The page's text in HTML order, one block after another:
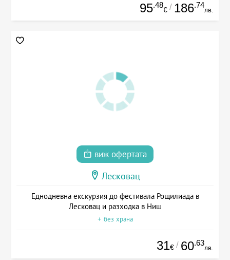
95.48
€ / 186.74
лв.
виж офертата
Лесковац
Еднодневна екскурзия до фестивала Рощилиада в
Лесковац и разходка в Ниш
+ без храна
31€ / 60.63
лв.